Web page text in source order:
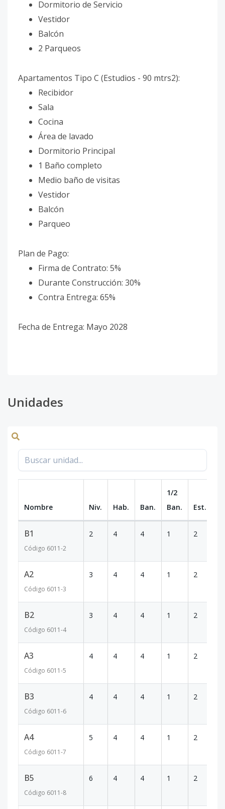
Dormitorio de Servicio
Vestidor
Balcón
2 Parqueos
Apartamentos Tipo C (Estudios - 90 mtrs2):
Recibidor
Sala
Cocina
Área de lavado
Dormitorio Principal
1 Baño completo
Medio baño de visitas
Vestidor
Balcón
Parqueo
Plan de Pago:
Firma de Contrato: 5%
Durante Construcción: 30%
Contra Entrega: 65%
Fecha de Entrega: Mayo 2028
Unidades
Nombre Niv. Hab. Ban.
1/2
Ban.
Est.
B1
Código 6011-2
2 4 4 1 2
A2
Código 6011-3
3 4 4 1 2
B2
Código 6011-4
3 4 4 1 2
A3
Código 6011-5
4 4 4 1 2
B3
Código 6011-6
4 4 4 1 2
A4
Código 6011-7
5 4 4 1 2
B5
Código 6011-8
6 4 4 1 2